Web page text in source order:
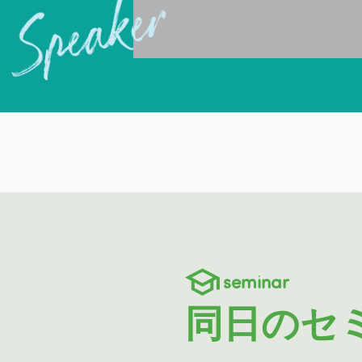
seminar
同日のセ